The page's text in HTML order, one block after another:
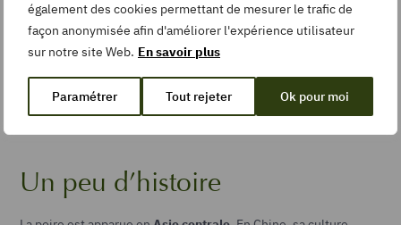
également des cookies permettant de mesurer le trafic de
façon anonymisée afin d'améliorer l'expérience utilisateur
sur notre site Web. En savoir plus
Paramétrer Tout rejeter Ok pour moi
Cuivre 0,05 mg
Polyphénols totaux
Source :Aprifel
Un peu d’histoire